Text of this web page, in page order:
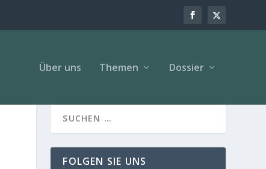
Über uns Themen Dossier
FOLGEN SIE UNS